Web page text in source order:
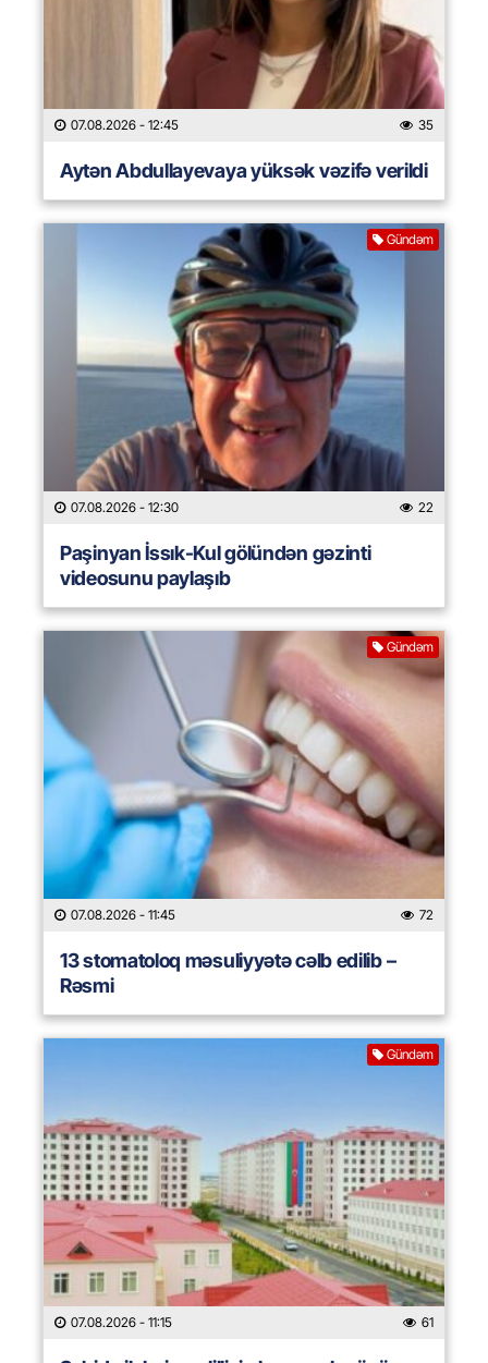
07.08.2026 - 12:45 35
Aytən Abdullayevaya yüksək vəzifə verildi
Gündəm
07.08.2026 - 12:30 22
Paşinyan İssık-Kul gölündən gəzinti
videosunu paylaşıb
Gündəm
07.08.2026 - 11:45 72
13 stomatoloq məsuliyyətə cəlb edilib –
Rəsmi
Gündəm
07.08.2026 - 11:15 61